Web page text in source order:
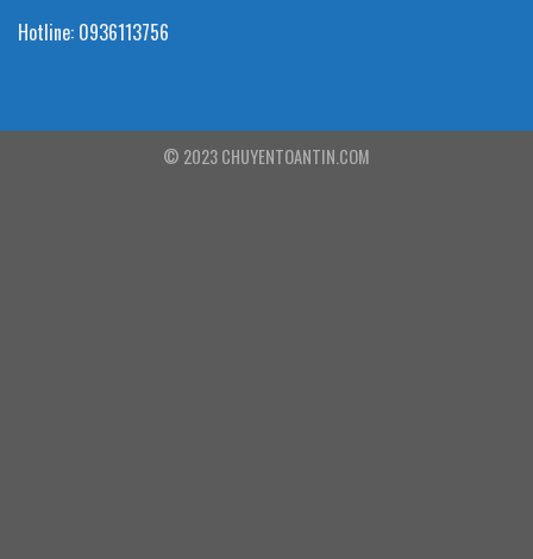
Hotline: 0936113756
© 2023 CHUYENTOANTIN.COM